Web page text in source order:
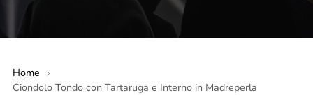
Home
Ciondolo Tondo con Tartaruga e Interno in Madreperla